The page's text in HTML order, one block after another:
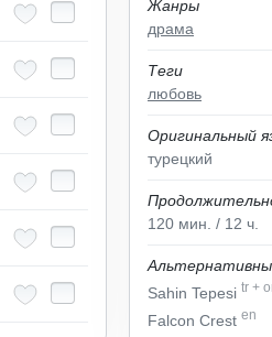
Жанры
драма
Теги
любовь
Оригинальный
турецкий
120 мин. / 12 ч.
Sahin Tepesi tr +
Falcon Crest en